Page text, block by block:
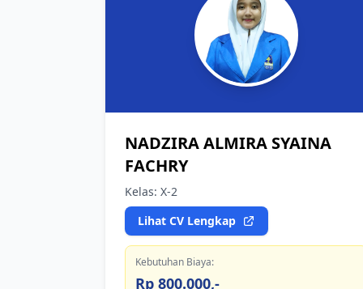
NADZIRA ALMIRA SYAINA
FACHRY
Kelas: X-2
Lihat CV Lengkap
Kebutuhan Biaya:
Rp 800.000,-